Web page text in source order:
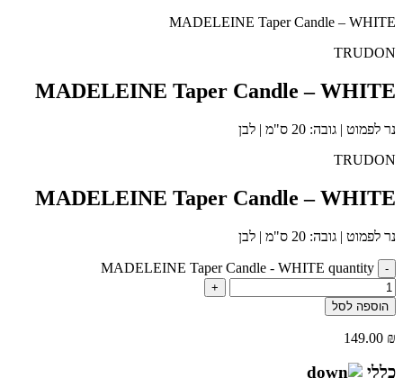
MADELEINE Taper Candle – WHITE
TRUDON
MADELEINE Taper Candle – WHITE
נר לפמוט | גובה: 20 ס"מ | לבן
TRUDON
MADELEINE Taper Candle – WHITE
נר לפמוט | גובה: 20 ס"מ | לבן
-
MADELEINE Taper Candle - WHITE quantity
+
הוספה לסל
149.00 ₪
כללי